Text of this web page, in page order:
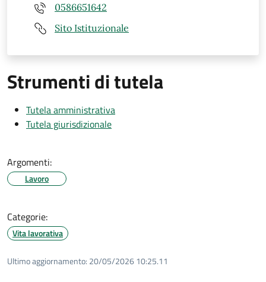
0586651642
Sito Istituzionale
Strumenti di tutela
Tutela amministrativa
Tutela giurisdizionale
Argomenti:
Lavoro
Categorie:
Vita lavorativa
Ultimo aggiornamento: 20/05/2026 10:25.11